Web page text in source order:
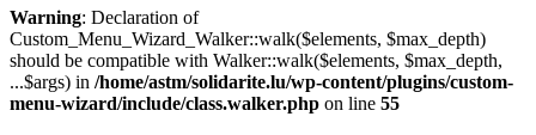
Warning: Declaration of
Custom_Menu_Wizard_Walker::walk($elements, $max_depth)
should be compatible with Walker::walk($elements, $max_depth,
...$args) in /home/astm/solidarite.lu/wp-content/plugins/custom-
menu-wizard/include/class.walker.php on line 55